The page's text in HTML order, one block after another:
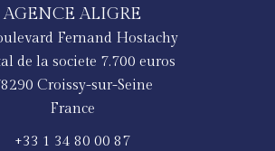
AGENCE ALIGRE
Fernand Hostachy
de la societe 7.700 euros
Croissy-sur-Seine
France
+33 1 34 80 00 87